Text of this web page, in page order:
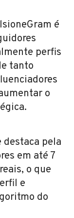
é
perfis
tanto
o
destaca pela
em até 7
o que
e
do